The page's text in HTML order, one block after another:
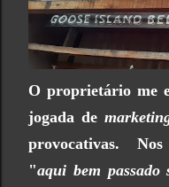
O proprietário me
jogada de
provocativas. Nos
"aqui bem passado